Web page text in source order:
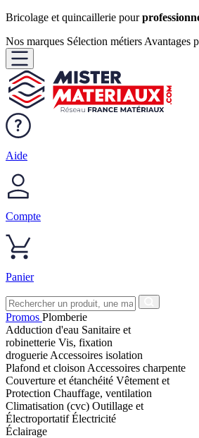
Bricolage et quincaillerie pour
Nos marques Sélection métiers Avantages
Aide
Compte
Panier
Promos Plomberie
Adduction d'eau Sanitaire et
robinetterie Vis, fixation
droguerie Accessoires isolation
Plafond et cloison Accessoires charpente
Couverture et étanchéité Vêtement et
Protection Chauffage, ventilation
Climatisation (cvc) Outillage et
ÉlectroportatifÉlectricité
Éclairage